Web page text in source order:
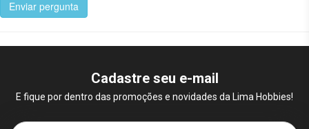
Enviar pergunta
Cadastre seu e-mail
E fique por dentro das promoções e novidades da Lima Hobbies!